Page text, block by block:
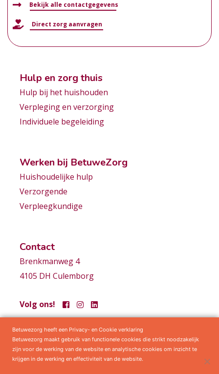
Bekijk alle contactgegevens
Direct zorg aanvragen
Hulp en zorg thuis
Hulp bij het huishouden
Verpleging en verzorging
Individuele begeleiding
Werken bij BetuweZorg
Huishoudelijke hulp
Verzorgende
Verpleegkundige
Contact
Brenkmanweg 4
4105 DH Culemborg
Volg ons!
Samenwerkingen Privacy statement Algemene voorwaarden
Betuwezorg heeft een Privacy- en Cookie verklaring
Betuwezorg maakt gebruik van functionele cookies die strikt noodzakelijk
zijn voor de werking van de website en analytische cookies om inzicht te
krijgen in de werking en effectiviteit van de website.